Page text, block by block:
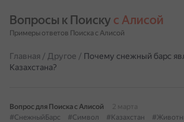
Вопросы к Поиску с Алисой
Примеры ответов Поиска с Алисой
Главная / Другое / Почему снежный барс
Казахстана?
Вопрос для Поиска с Алисой
2 марта
#СнежныйБарс
#Символ #Казахстан